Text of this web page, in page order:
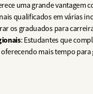
uma grande vantagem
qualificados em várias
os graduados para
: Estudantes que
mais tempo